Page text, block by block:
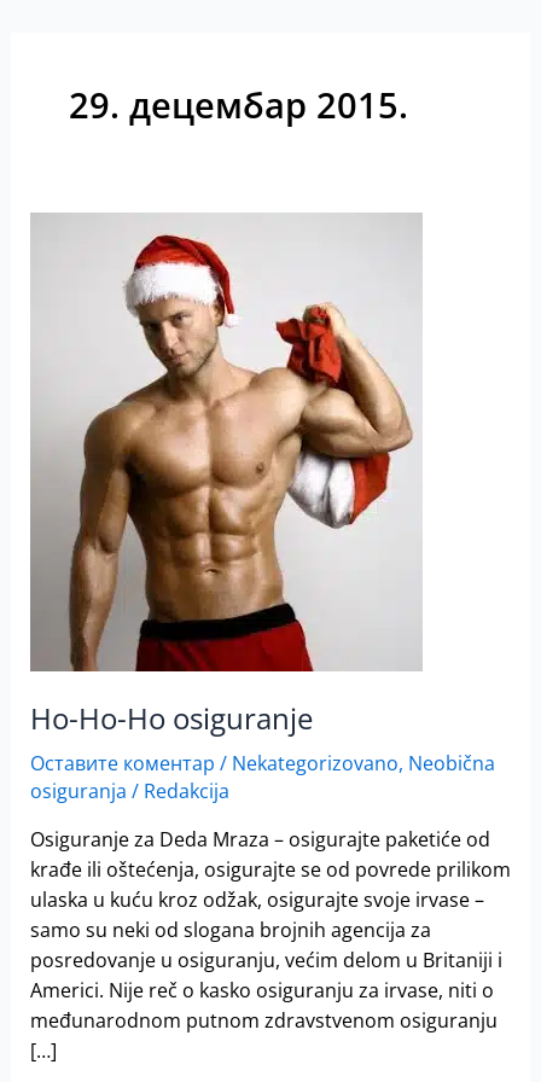
29. децембар 2015.
Ho-Ho-Ho osiguranje
Оставите коментар / Nekategorizovano, Neobična
osiguranja / Redakcija
Osiguranje za Deda Mraza – osigurajte paketiće od
krađe ili oštećenja, osigurajte se od povrede prilikom
ulaska u kuću kroz odžak, osigurajte svoje irvase –
samo su neki od slogana brojnih agencija za
posredovanje u osiguranju, većim delom u Britaniji i
Americi. Nije reč o kasko osiguranju za irvase, niti o
međunarodnom putnom zdravstvenom osiguranju
[…]